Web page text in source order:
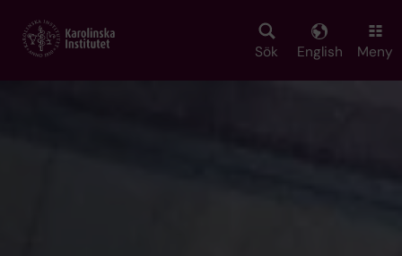
main
Sök English Meny